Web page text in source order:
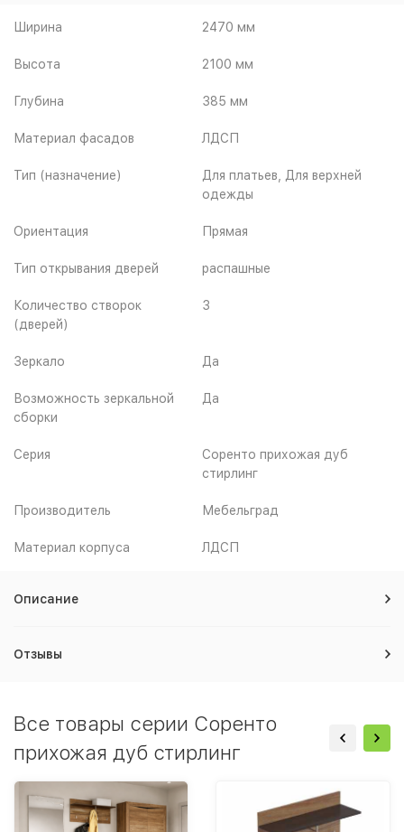
Ширина 2470 мм
Высота 2100 мм
Глубина 385 мм
Материал фасадов ЛДСП
Тип (назначение)
Для платьев, Для верхней
одежды
Ориентация Прямая
Тип открывания дверей распашные
Количество створок
(дверей)
3
Зеркало Да
Возможность зеркальной
сборки
Да
Серия
Соренто прихожая дуб
стирлинг
Производитель Мебельград
Материал корпуса ЛДСП
Описание
Отзывы
Все товары серии Соренто
прихожая дуб стирлинг